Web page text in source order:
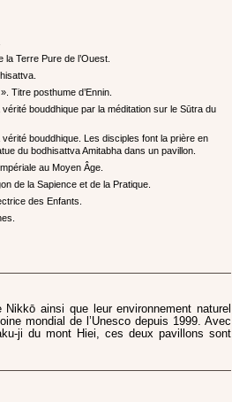
la Terre Pure de l’Ouest.
Titre posthume d’Ennin.
vérité bouddhique par la méditation sur le Sūtra du
vérité bouddhique. Les disciples font la prière en
du bodhisattva Amitabha dans un pavillon.
au Moyen Âge.
de la Sapience et de la Pratique.
des Enfants.
ainsi que leur environnement naturel
mondial de l’Unesco depuis 1999. Avec
ji du mont Hiei, ces deux pavillons sont